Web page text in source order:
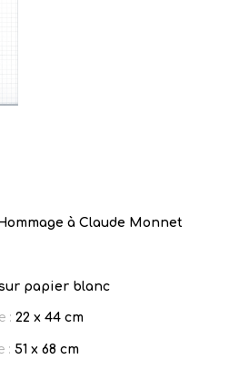
Hommage à Claude Monnet
papier blanc
: 22 x 44 cm
: 51 x 68 cm